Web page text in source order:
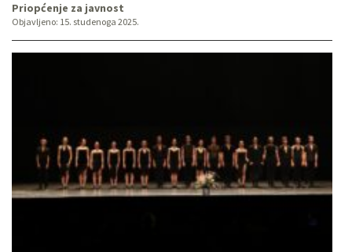
Priopćenje za javnost
Objavljeno: 15. studenoga 2025.